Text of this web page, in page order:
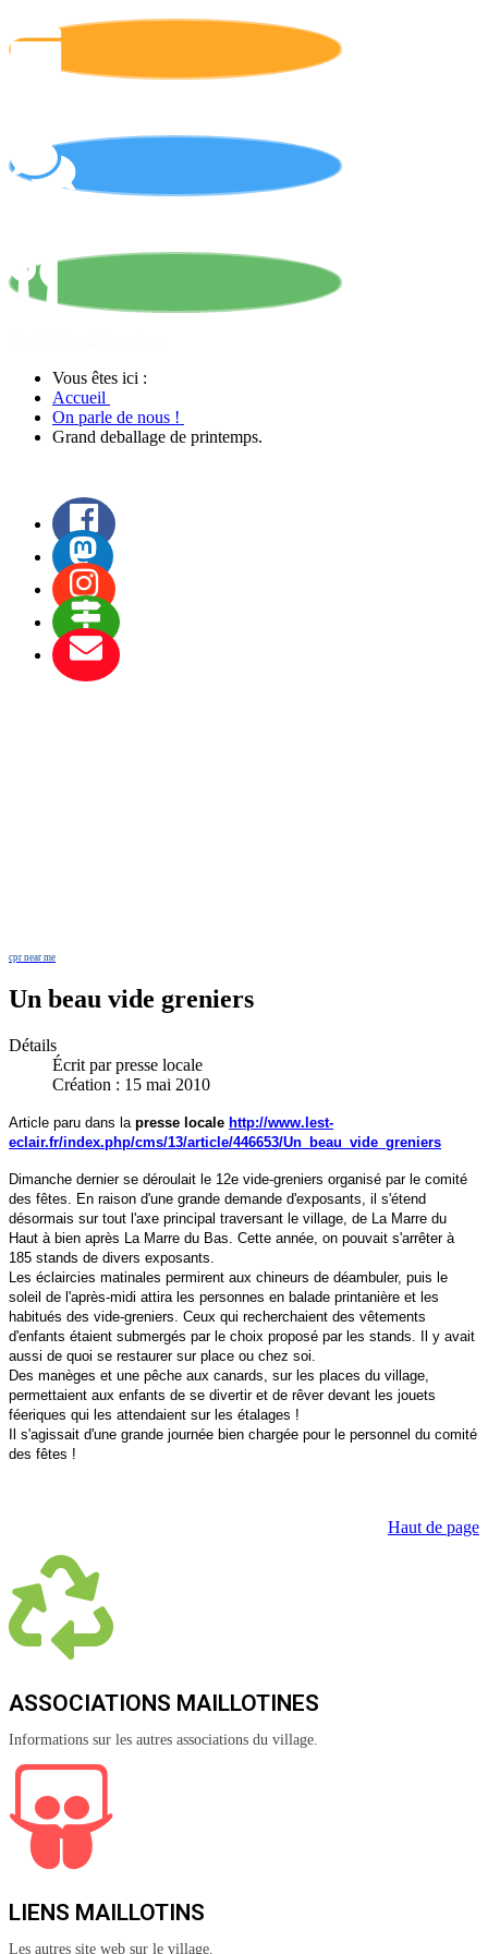
Vous êtes ici :
Accueil
On parle de nous !
Grand deballage de printemps.
cpr near me
Un beau vide greniers
Détails
Écrit parpresse locale
Création : 15 mai 2010
Article paru dans la presse locale http://www.lest-
eclair.fr/index.php/cms/13/article/446653/Un_beau_vide_greniers
Dimanche dernier se déroulait le 12e vide-greniers organisé par le comité
des fêtes. En raison d'une grande demande d'exposants, il s'étend
désormais sur tout l'axe principal traversant le village, de La Marre du
Haut à bien après La Marre du Bas. Cette année, on pouvait s'arrêter à
185 stands de divers exposants.
Les éclaircies matinales permirent aux chineurs de déambuler, puis le
soleil de l'après-midi attira les personnes en balade printanière et les
habitués des vide-greniers. Ceux qui recherchaient des vêtements
d'enfants étaient submergés par le choix proposé par les stands. Il y avait
aussi de quoi se restaurer sur place ou chez soi.
Des manèges et une pêche aux canards, sur les places du village,
permettaient aux enfants de se divertir et de rêver devant les jouets
féeriques qui les attendaient sur les étalages !
Il s'agissait d'une grande journée bien chargée pour le personnel du comité
des fêtes !
Haut de page
ASSOCIATIONS MAILLOTINES
Informations sur les autres associations du village.
LIENS MAILLOTINS
Les autres site web sur le village.